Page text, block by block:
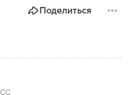
Поделиться